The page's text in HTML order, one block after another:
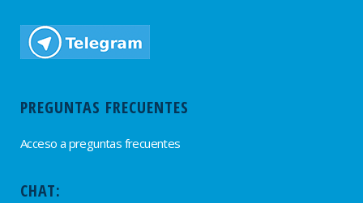
PREGUNTAS FRECUENTES
Acceso a preguntas frecuentes
CHAT: